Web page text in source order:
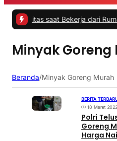
saat Bekerja dari Rumah |#2
Minyak Goreng
Beranda/Minyak Goreng Murah
BERITA
18 Maret 2022
Polri
Goreng
Harga